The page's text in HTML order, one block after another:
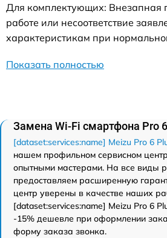
Для комплектующих: Внезапная
работе или несоответствие
характеристикам при
Показать полностью
Замена Wi-Fi смартфона Pro
[dataset:services:name] Meizu Pro 6
нашем профильном сервисном
опытными мастерами. На все виды
предоставляем расширенную
центр уверены в качестве наших
[dataset:services:name] Meizu Pro 6
-15% дешевле при оформлении
форму заказа звонка.